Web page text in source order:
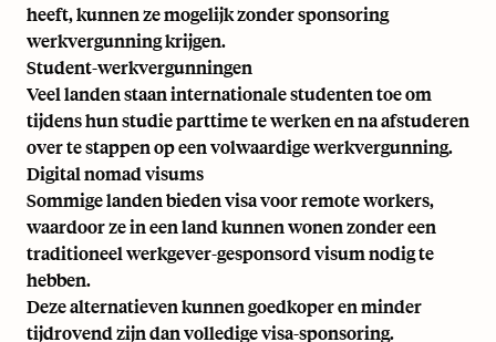
heeft, kunnen ze mogelijk zonder sponsoring
werkvergunning krijgen.
Student-werkvergunningen
Veel landen staan internationale studenten toe om
tijdens hun studie parttime te werken en na afstuderen
over te stappen op een volwaardige werkvergunning.
Digital nomad visums
Sommige landen bieden visa voor remote workers,
waardoor ze in een land kunnen wonen zonder een
traditioneel werkgever-gesponsord visum nodig te
hebben.
Deze alternatieven kunnen goedkoper en minder
tijdrovend zijn dan volledige visa-sponsoring.